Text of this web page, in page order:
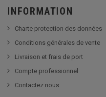
INFORMATION
Charte protection des données
Conditions générales de vente
Livraison et frais de port
Compte professionnel
Contactez nous